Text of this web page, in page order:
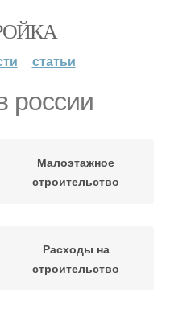
статьи
россии
Малоэтажное
строительство
Расходы на
строительство